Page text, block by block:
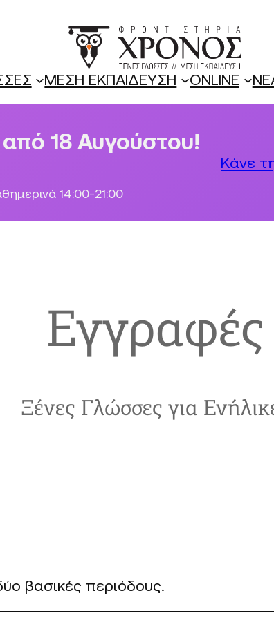
ΜΕΣΗ ΕΚΠΑΙΔΕΥΣΗ ONLINE
18 Αυγούστου!
14:00-21:00
Κάνε
Εγγραφές
Ξένες Γλώσσες για
βασικές περιόδους.